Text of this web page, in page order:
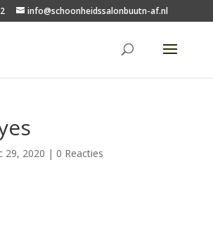
info@schoonheidssalonbuutn-af.nl
29, 2020 | 0 Reacties